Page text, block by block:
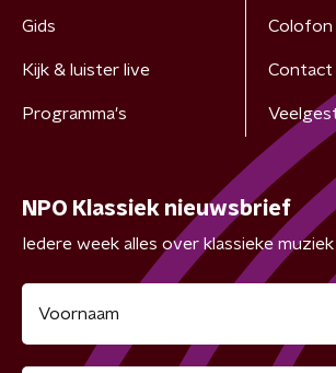
Gids
Kijk & luister live
Programma's
Colofon
Contact
NPO Klassiek nieuwsbrief
Iedere week alles over klassieke muziek